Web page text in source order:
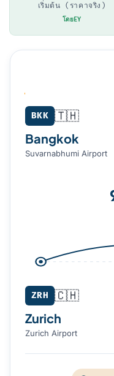
เริ่มต้น (ราคาจริง)
โดยEY
Bangkok (BKK)
BKK 🇹🇭
Bangkok
Suvarnabhumi Airport
ZRH 🇨🇭
Zurich
Zurich Airport